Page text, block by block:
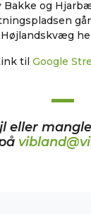
og
Højlandskvæg
til Google
eller